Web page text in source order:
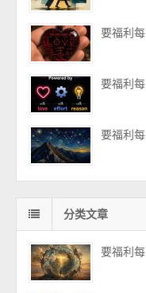
要福利
要福利
要福利
分类文章
要福利